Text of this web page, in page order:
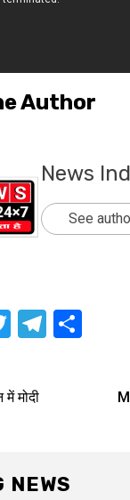
Author
News
See
Twitter
मोदी
NEWS